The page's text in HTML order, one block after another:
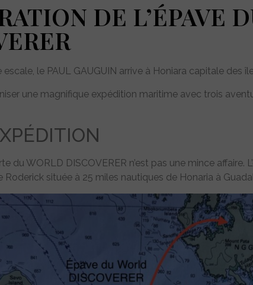
DE L’ÉPAVE
escale, le PAUL GAUGUIN arrive à Honiara capitale des
une magnifique expédition maritime avec trois
du WORLD DISCOVERER n’est pas une mince affaire.
Roderick située à 25 miles nautiques de Honaria à